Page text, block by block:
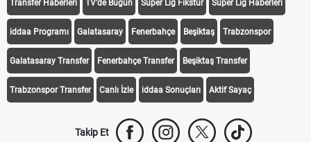
Transfer Haberleri TV'de Bugün Süper Lig Fikstür Süper Lig Haberleri
iddaa Programı Galatasaray Fenerbahçe Beşiktaş Trabzonspor
Galatasaray Transfer Fenerbahçe Transfer Beşiktaş Transfer
Trabzonspor Transfer Canlı İzle iddaa Sonuçları Aktif Sayaç
Takip Et